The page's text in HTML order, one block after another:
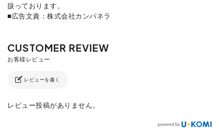
扱っております。
■広告文責：株式会社カンパネラ
レビューを書く
レビュー投稿がありません。